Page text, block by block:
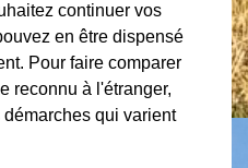
continuer vos
en être dispensé
Pour faire comparer
reconnu à l'étranger,
qui varient